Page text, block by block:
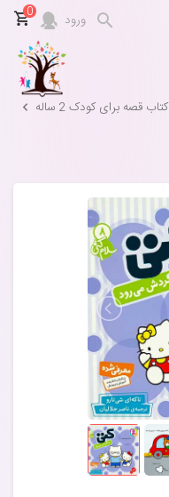
ورود 0
کتاب قصه برای کودک 2 ساله